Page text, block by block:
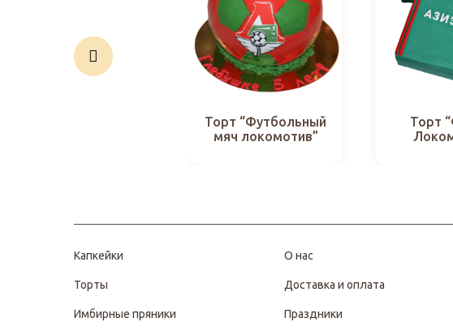
Торт “Футбольный
мяч локомотив”
Торт
Капкейки
Торты
Имбирные пряники
О нас
Доставка и оплата
Праздники